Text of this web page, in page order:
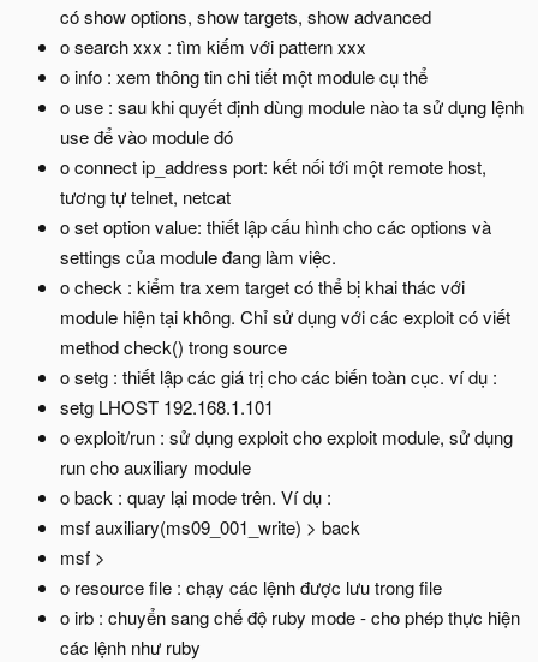
có show options, show targets, show advanced
o search xxx : tìm kiếm với pattern xxx
o info : xem thông tin chi tiết một module cụ thể
o use : sau khi quyết định dùng module nào ta sử dụng lệnh
use để vào module đó
o connect ip_address port: kết nối tới một remote host,
tương tự telnet, netcat
o set option value: thiết lập cấu hình cho các options và
settings của module đang làm việc.
o check : kiểm tra xem target có thể bị khai thác với
module hiện tại không. Chỉ sử dụng với các exploit có viết
method check() trong source
o setg : thiết lập các giá trị cho các biến toàn cục. ví dụ :
setg LHOST 192.168.1.101
o exploit/run : sử dụng exploit cho exploit module, sử dụng
run cho auxiliary module
o back : quay lại mode trên. Ví dụ :
msf auxiliary(ms09_001_write) > back
msf >
o resource file : chạy các lệnh được lưu trong file
o irb : chuyển sang chế độ ruby mode - cho phép thực hiện
các lệnh như ruby